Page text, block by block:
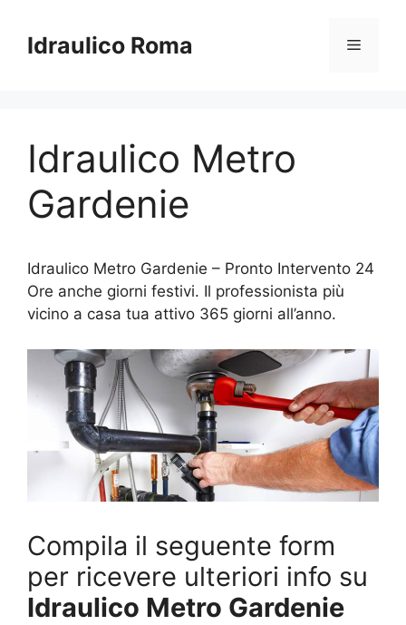
contenuto
Idraulico Roma Menu
Idraulico Metro
Gardenie
Idraulico Metro Gardenie – Pronto Intervento 24
Ore anche giorni festivi. Il professionista più
vicino a casa tua attivo 365 giorni all’anno.
Compila il seguente form
per ricevere ulteriori info su
Idraulico Metro Gardenie